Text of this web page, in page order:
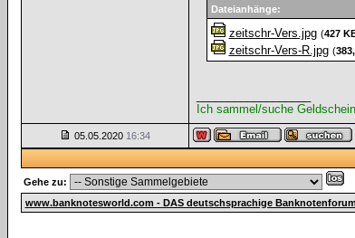
Dateianhänge:
zeitschr-Vers.jpg (427
zeitschr-Vers-R.jpg (
Ich sammel/suche
05.05.2020 16:34
Gehe zu:
www.banknotesworld.com - DAS deutschsprachige Banknotenforum